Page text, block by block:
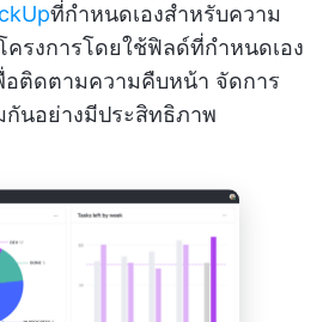
ที่กำหนดเองสำหรับความ
ครงการโดยใช้ฟิลด์ที่กำหนดเอง
อติดตามความคืบหน้า จัดการ
กันอย่างมีประสิทธิภาพ